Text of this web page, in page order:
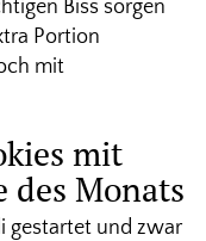
Biss sorgen
Portion
mit
mit
des Monats
gestartet und zwar